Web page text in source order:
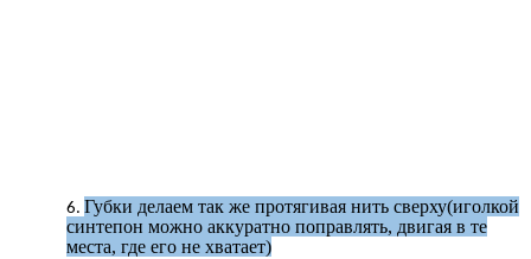
Губки делаем так же протягивая нить сверху(иголкой
синтепон можно аккуратно поправлять, двигая в те
места, где его не хватает)